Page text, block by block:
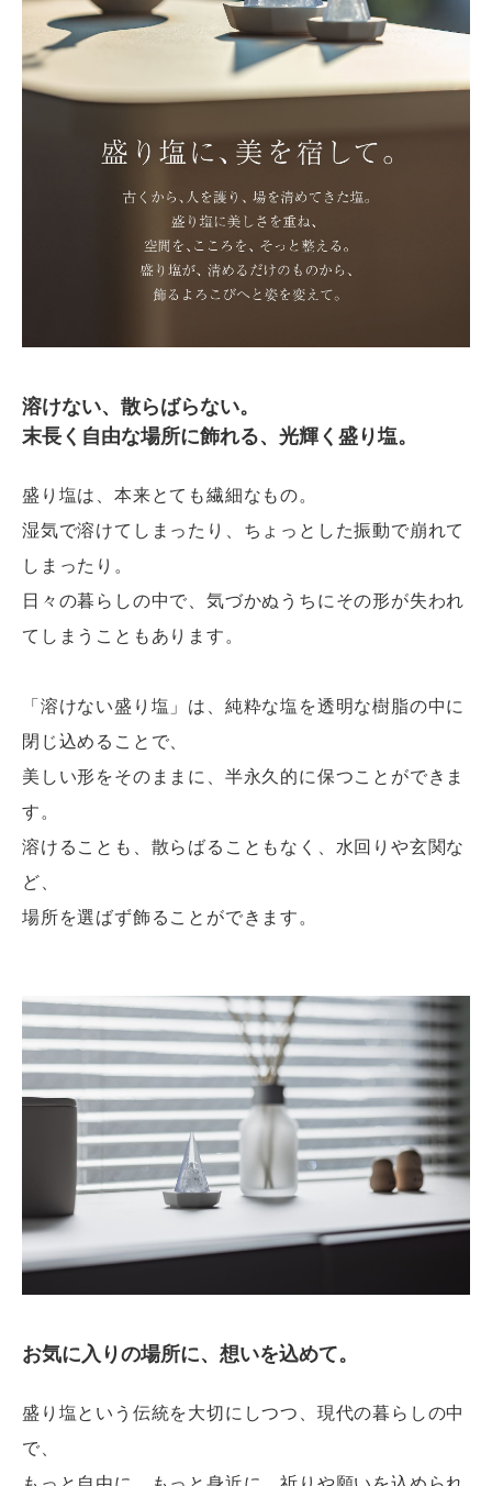
溶けない、散らばらない。
末長く自由な場所に飾れる、光輝く盛り塩。
盛り塩は、本来とても繊細なもの。
湿気で溶けてしまったり、ちょっとした振動で崩れて
しまったり。
日々の暮らしの中で、気づかぬうちにその形が失われ
てしまうこともあります。
「溶けない盛り塩」は、純粋な塩を透明な樹脂の中に
閉じ込めることで、
美しい形をそのままに、半永久的に保つことができま
す。
溶けることも、散らばることもなく、水回りや玄関な
ど、
場所を選ばず飾ることができます。
お気に入りの場所に、想いを込めて。
盛り塩という伝統を大切にしつつ、現代の暮らしの中
で、